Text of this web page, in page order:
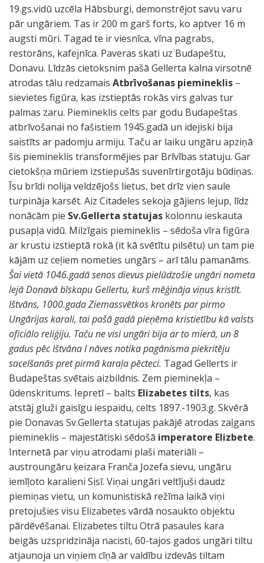
19.gs.vidū uzcēla Hābsburgi, demonstrējot savu varu
pār ungāriem. Tas ir 200 m garš forts, ko aptver 16 m
augsti mūri. Tagad te ir viesnīca, vīna pagrabs,
restorāns, kafejnīca. Paveras skati uz Budapeštu,
Donavu. Līdzās cietoksnim pašā Gellerta kalna virsotnē
atrodas tālu redzamais Atbrīvošanas piemineklis –
sievietes figūra, kas izstieptās rokās virs galvas tur
palmas zaru. Piemineklis celts par godu Budapeštas
atbrīvošanai no fašistiem 1945.gadā un idejiski bija
saistīts ar padomju armiju. Taču ar laiku ungāru apziņā
šis piemineklis transformējies par Brīvības statuju. Gar
cietokšņa mūriem izstiepušās suvenīrtirgotāju būdiņas.
Īsu brīdi nolija veldzējošs lietus, bet drīz vien saule
turpināja karsēt. Aiz Citadeles sekoja gājiens lejup, līdz
nonācām pie Sv.Gellerta statujas kolonnu ieskauta
pusapļa vidū. Milzīgais piemineklis – sēdoša vīra figūra
ar krustu izstieptā rokā (it kā svētītu pilsētu) un tam pie
kājām uz ceļiem nometies ungārs – arī tālu pamanāms.
Šai vietā 1046.gadā senos dievus pielūdzošie ungāri nometa
lejā Donavā bīskapu Gellertu, kurš mēģināja viņus kristīt.
Ištvāns, 1000.gada Ziemassvētkos kronēts par pirmo
Ungārijas karali, tai pašā gadā pieņēma kristietību kā valsts
oficiālo reliģiju. Taču ne visi ungāri bija ar to mierā, un 8
gadus pēc Ištvāna I nāves notika pagānisma piekritēju
sacelšanās pret pirmā karaļa pēcteci. Tagad Gellerts ir
Budapeštas svētais aizbildnis. Zem pieminekļa –
ūdenskritums. Iepretī – balts Elizabetes tilts, kas
atstāj gluži gaisīgu iespaidu, celts 1897.-1903.g. Skvērā
pie Donavas Sv.Gellerta statujas pakājē atrodas zaļgans
piemineklis – majestātiski sēdošā imperatore Elizbete.
Internetā par viņu atrodami plaši materiāli –
austroungāru ķeizara Franča Jozefa sievu, ungāru
iemīļoto karalieni Sisī. Viņai ungāri veltījuši daudz
piemiņas vietu, un komunistiskā režīma laikā viņi
pretojušies visu Elizabetes vārdā nosaukto objektu
pārdēvēšanai. Elizabetes tiltu Otrā pasaules kara
beigās uzspridzināja nacisti, 60-tajos gados ungāri tiltu
atjaunoja un viņiem cīņā ar valdību izdevās tiltam